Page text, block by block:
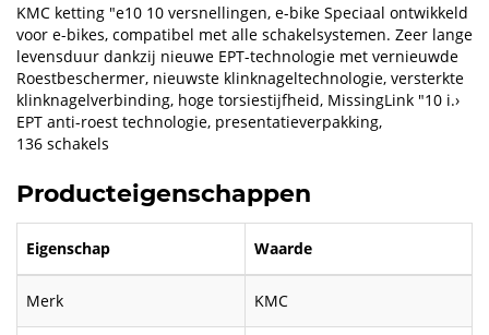
KMC ketting "e10 10 versnellingen, e-bike Speciaal ontwikkeld
voor e-bikes, compatibel met alle schakelsystemen. Zeer lange
levensduur dankzij nieuwe EPT-technologie met vernieuwde
Roestbeschermer, nieuwste klinknageltechnologie, versterkte
klinknagelverbinding, hoge torsiestijfheid, MissingLink "10 i.›
EPT anti-roest technologie, presentatieverpakking,
136 schakels
Producteigenschappen
Eigenschap Waarde
Merk KMC